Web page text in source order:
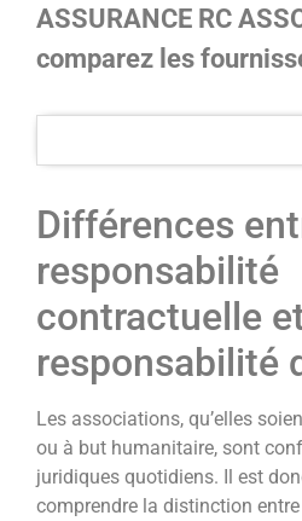
ASSURANCE RC
comparez les
Différences
responsabilité
contractuelle
responsabilité
Les associations, qu’elles
ou à but humanitaire, sont
juridiques quotidiens. Il est
comprendre la distinction